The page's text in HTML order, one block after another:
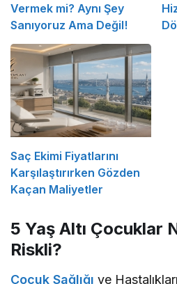
Vermek mi? Aynı Şey
Sanıyoruz Ama Değil!
Saç Ekimi Fiyatlarını
Karşılaştırırken Gözden
Kaçan Maliyetler
5 Yaş Altı Çocuklar
Riskli?
Çocuk Sağlığı ve